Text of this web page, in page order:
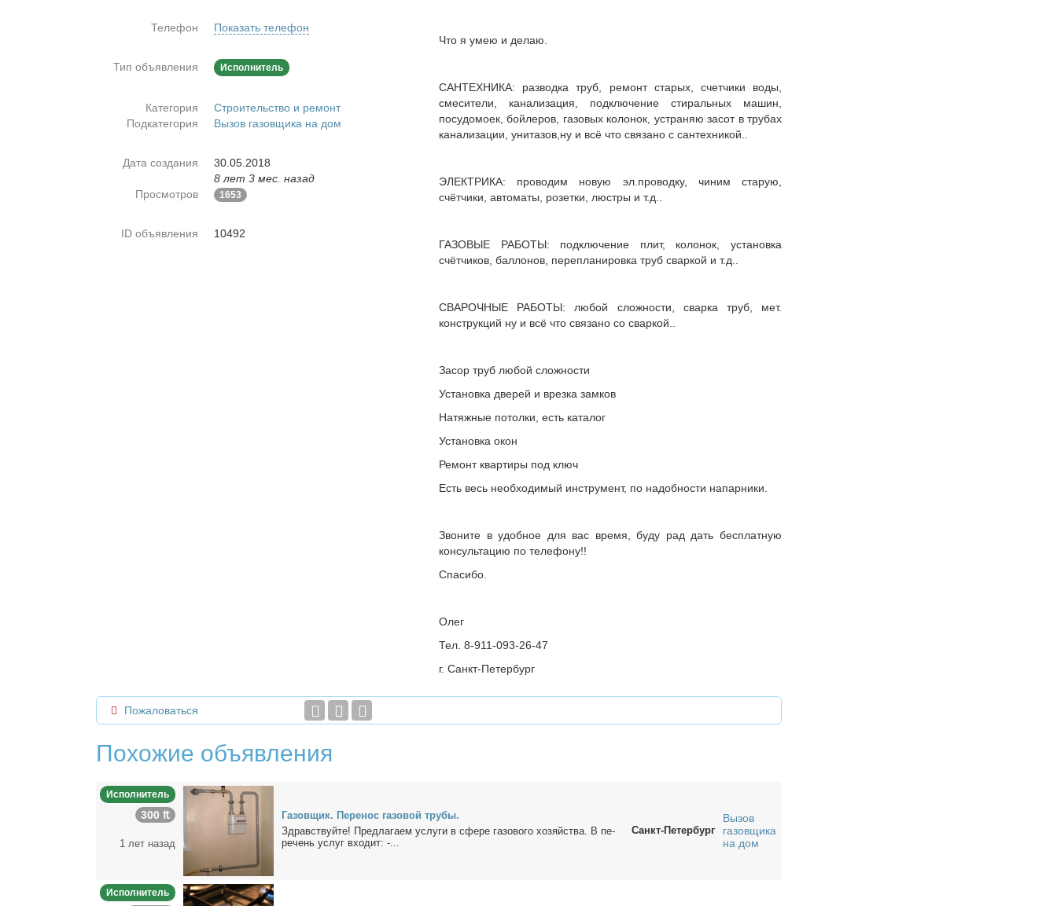
Что я умею и делаю.
САНТЕХНИКА: разводка труб, ремонт старых, счетчики воды,
смесители, канализация, подключение стиральных машин,
посудомоек, бойлеров, газовых колонок, устраняю засот в трубах
канализации, унитазов,ну и всё что связано с сантехникой..
ЭЛЕКТРИКА: проводим новую эл.проводку, чиним старую,
счётчики, автоматы, розетки, люстры и т.д..
ГАЗОВЫЕ РАБОТЫ: подключение плит, колонок, установка
счётчиков, баллонов, перепланировка труб сваркой и т.д..
СВАРОЧНЫЕ РАБОТЫ: любой сложности, сварка труб, мет.
конструкций ну и всё что связано со сваркой..
Засор труб любой сложности
Установка дверей и врезка замков
Натяжные потолки, есть каталог
Установка окон
Ремонт квартиры под ключ
Есть весь необходимый инструмент, по надобности напарники.
Звоните в удобное для вас время, буду рад дать бесплатную
консультацию по телефону!!
Спасибо.
Олег
Тел. 8-911-093-26-47
г. Санкт-Петербург
Телефон Показать телефон
Тип объявления Исполнитель
Категория
Строительство и ремонт
Подкатегория
Вызов газовщика на дом
Дата создания
30.05.2018
8 лет 3 мес. назад
Просмотров
1653
ID объявления 10492
Пожаловаться
Похожие объявления
Исполнитель
300 ₶
1 лет назад
Га­зов­щик. Пе­ре­нос га­зо­вой тру­бы.
Здрав­ствуй­те! Пред­ла­га­ем услу­ги в сфе­ре га­зо­во­го хо­зяй­ства. В пе­
ре­чень услуг вхо­дит: -...
Санкт-Петербург
Вызов
газовщика
на дом
Исполнитель